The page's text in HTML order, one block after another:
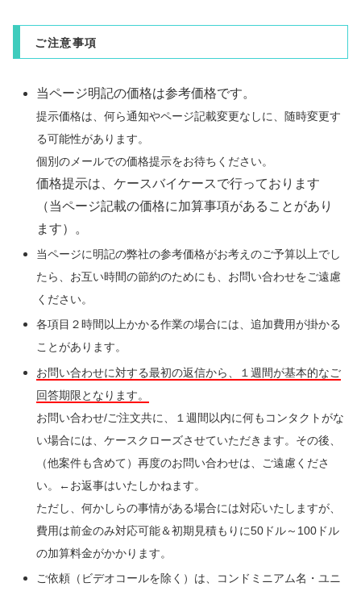
ご注意事項
当ページ明記の価格は参考価格です。
提示価格は、何ら通知やページ記載変更なしに、随時変更す
る可能性があります。
個別のメールでの価格提示をお待ちください。
価格提示は、ケースバイケースで行っております
（当ページ記載の価格に加算事項があることがあり
ます）。
当ページに明記の弊社の参考価格がお考えのご予算以上でし
たら、お互い時間の節約のためにも、お問い合わせをご遠慮
ください。
各項目２時間以上かかる作業の場合には、追加費用が掛かる
ことがあります。
お問い合わせに対する最初の返信から、１週間が基本的なご
回答期限となります。
お問い合わせ/ご注文共に、１週間以内に何もコンタクトがな
い場合には、ケースクローズさせていただきます。その後、
（他案件も含めて）再度のお問い合わせは、ご遠慮くださ
い。←お返事はいたしかねます。
ただし、何かしらの事情がある場合には対応いたしますが、
費用は前金のみ対応可能＆初期見積もりに50ドル～100ドル
の加算料金がかかります。
ご依頼（ビデオコールを除く）は、コンドミニアム名・ユニ